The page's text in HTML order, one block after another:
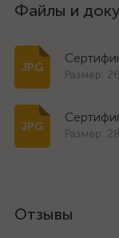
Файлы и
Размер:
Размер:
Отзывы